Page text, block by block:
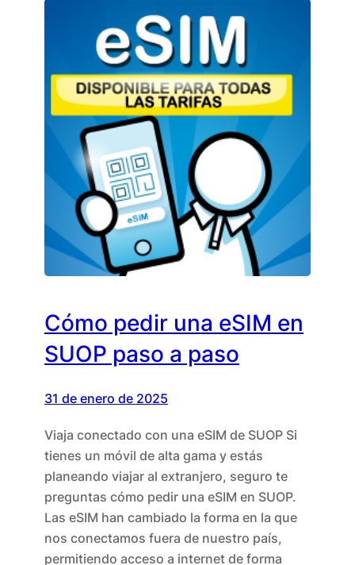
Cómo pedir una eSIM en
SUOP paso a paso
31 de enero de 2025
Viaja conectado con una eSIM de SUOP Si
tienes un móvil de alta gama y estás
planeando viajar al extranjero, seguro te
preguntas cómo pedir una eSIM en SUOP.
Las eSIM han cambiado la forma en la que
nos conectamos fuera de nuestro país,
permitiendo acceso a internet de forma